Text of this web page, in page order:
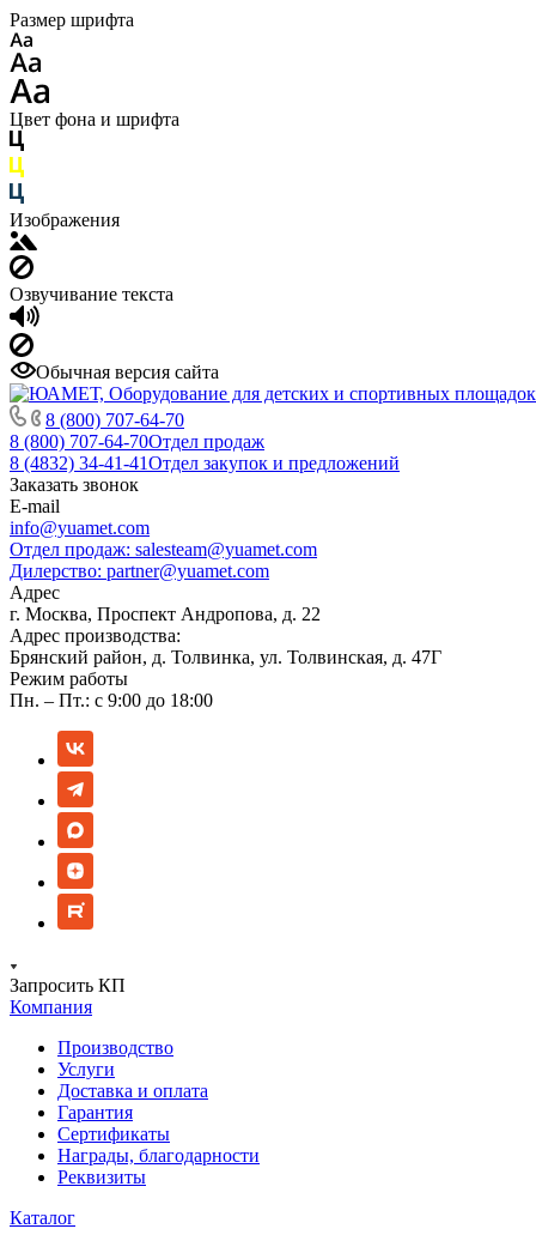
Размер шрифта
Цвет фона и шрифта
Изображения
Озвучивание текста
Обычная версия сайта
8 (800) 707-64-70
8 (800) 707-64-70Отдел продаж
8 (4832) 34-41-41Отдел закупок и предложений
Заказать звонок
E-mail
info@yuamet.com
Отдел продаж: salesteam@yuamet.com
Дилерство: partner@yuamet.com
Адрес
г. Москва, Проспект Андропова, д. 22
Адрес производства:
Брянский район, д. Толвинка, ул. Толвинская, д. 47Г
Режим работы
Пн. – Пт.: с 9:00 до 18:00
Запросить КП
Компания
Производство
Услуги
Доставка и оплата
Гарантия
Сертификаты
Награды, благодарности
Реквизиты
Каталог